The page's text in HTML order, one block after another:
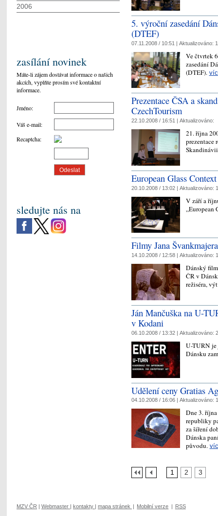
5. výroční zasedání
(DTEF)
07.11.2008 / 10:51 | Aktualizováno:
Ve čtvrtek
zasedání
(DTEF).
Prezentace ČSA a
CzechTourism
22.10.2008 / 16:51 | Aktualizováno:
21. října
prezentace
European Glass
20.10.2008 / 13:02 | Aktualizováno:
V září a
„European
Filmy Jana
14.10.2008 / 12:58 | Aktualizováno:
Dánský
ČR v
režiséra,
Ján Mančuška na U-
v Kodani
06.10.2008 / 13:32 | Aktualizováno:
U-TURN
Dánsku
Udělení ceny Gratias
04.10.2008 / 16:06 | Aktualizováno:
Dne 3.
republiky
za šíření
Dánska
původu.
1 2 3
2006
zasílání novinek
Máte-li zájem dostávat informace o našich
akcích, vyplňte prosím své kontaktní
informace.
Jméno:
Váš e-mail:
Recaptcha:
sledujte nás na
MZV ČR | Webmaster | kontakty | mapa stránek | Mobilní verze | RSS